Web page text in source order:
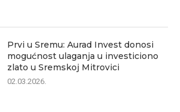
Prvi u Sremu: Aurad Invest donosi
mogućnost ulaganja u investiciono
zlato u Sremskoj Mitrovici
02.03.2026.